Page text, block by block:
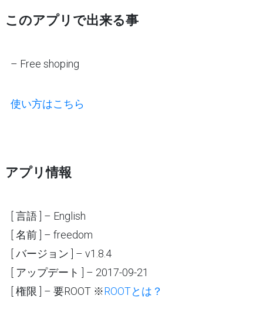
このアプリで出来る事
– Free shoping
使い方はこちら
アプリ情報
[ 言語 ] – English
[ 名前 ] – freedom
[ バージョン ] – v1.8.4
[ アップデート ] – 2017-09-21
[ 権限 ] – 要ROOT ※ROOTとは？